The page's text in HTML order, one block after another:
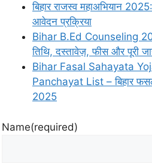
बिहार राजस्व महाअभियान
आवेदन प्रक्रिया
Bihar B.Ed Counseling
तिथि, दस्तावेज़, फीस और पूरी
Bihar Fasal Sahayata
Panchayat List – बिहार
2025
Name(required)